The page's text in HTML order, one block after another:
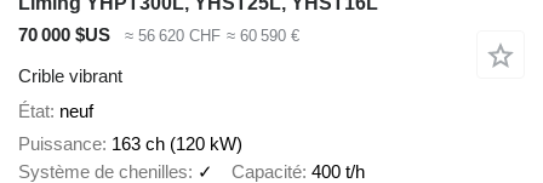
70 000 $US
≈ 56 620 CHF ≈ 60 590 €
Crible vibrant
État neuf
Puissance 163 ch (120 kW)
Système de chenilles
✓ Capacité 400 t/h